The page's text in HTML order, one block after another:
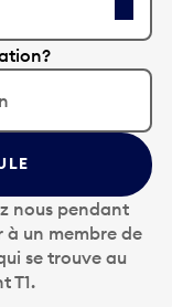
nous pendant
à un membre de
se trouve au
T1.